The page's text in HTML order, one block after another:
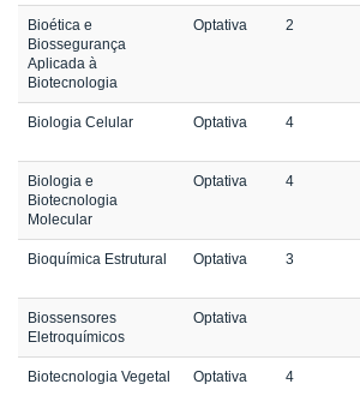
Bioética e
Biossegurança
Aplicada à
Biotecnologia
Optativa 2
Biologia Celular Optativa 4
Biologia e
Biotecnologia
Molecular
Optativa 4
Bioquímica Estrutural Optativa 3
Biossensores
Eletroquímicos
Optativa
Biotecnologia Vegetal Optativa 4